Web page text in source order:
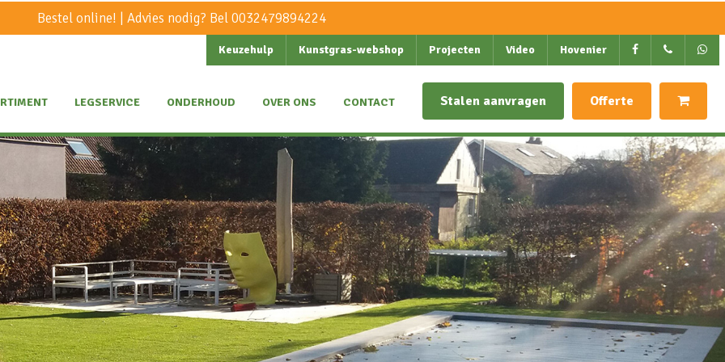
Bestel online! | Advies nodig? Bel0032479894224
Keuzehulp Kunstgras-webshop Projecten Video Hovenier
LEGSERVICE ONDERHOUD OVER ONS CONTACT Stalen aanvragen Offerte